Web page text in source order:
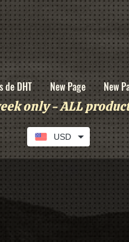
USD
de DHT New Page New
only - ALL